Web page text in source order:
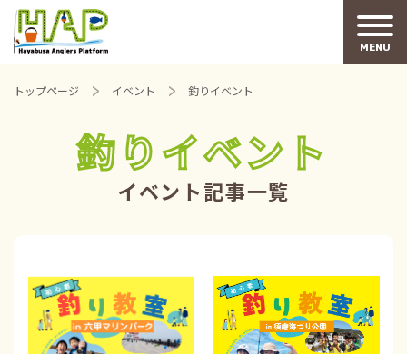
MENU
トップページ イベント 釣りイベント
釣りイベント
イベント記事一覧